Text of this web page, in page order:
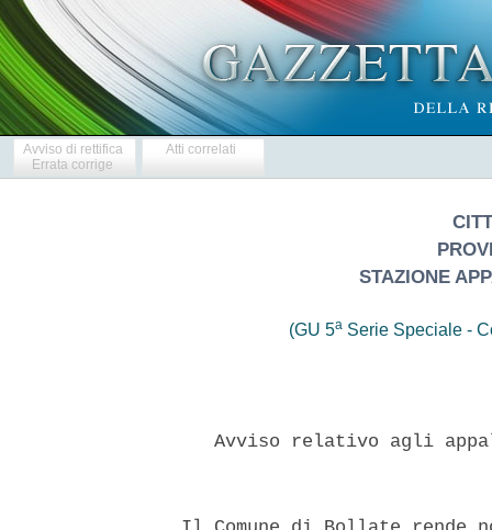
Avviso di rettifica
Errata corrige
Atti correlati
STAZIONE
(GU 5a Serie Speciale -
Avviso relativo agli